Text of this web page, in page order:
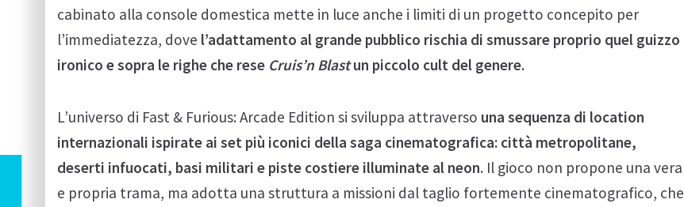
cabinato alla console domestica mette in luce anche i limiti di un progetto concepito per
l’immediatezza, dove l’adattamento al grande pubblico rischia di smussare proprio quel guizzo
ironico e sopra le righe che rese Cruis’n Blastun piccolo cult del genere.
L’universo di Fast & Furious: Arcade Edition si sviluppa attraverso una sequenza di location
internazionali ispirate ai set più iconici della saga cinematografica: città metropolitane,
deserti infuocati, basi militari e piste costiere illuminate al neon. Il gioco non propone una vera
e propria trama, ma adotta una struttura a missioni dal taglio fortemente cinematografico, che